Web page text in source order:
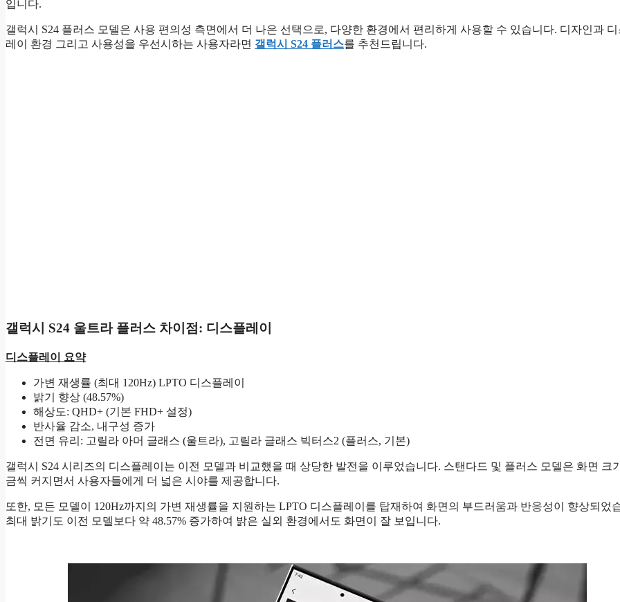
입니다.
갤럭시 S24 플러스 모델은 사용 편의성 측면에서 더 나은 선택으로, 다양한 환경에서 편리하게 사용할 수 있습니다. 디자인과
레이 환경 그리고 사용성을 우선시하는 사용자라면 갤럭시 S24 플러스를 추천드립니다.
갤럭시 S24 울트라 플러스 차이점: 디스플레이
디스플레이 요약
가변 재생률 (최대 120Hz) LPTO 디스플레이
밝기 향상 (48.57%)
해상도: QHD+ (기본 FHD+ 설정)
반사율 감소, 내구성 증가
전면 유리: 고릴라 아머 글래스 (울트라), 고릴라 글래스 빅터스2 (플러스, 기본)
갤럭시 S24 시리즈의 디스플레이는 이전 모델과 비교했을 때 상당한 발전을 이루었습니다. 스탠다드 및 플러스 모델은 화면 크
금씩 커지면서 사용자들에게 더 넓은 시야를 제공합니다.
또한, 모든 모델이 120Hz까지의 가변 재생률을 지원하는 LPTO 디스플레이를 탑재하여 화면의 부드러움과 반응성이 향상되었
최대 밝기도 이전 모델보다 약 48.57% 증가하여 밝은 실외 환경에서도 화면이 잘 보입니다.